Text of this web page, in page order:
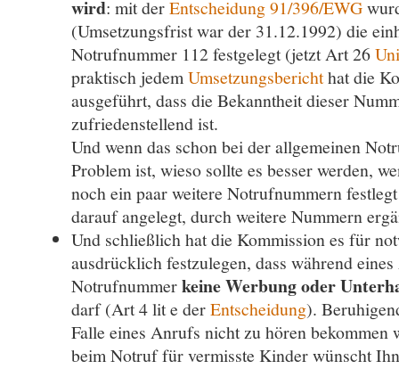
wird: mit derEntscheidung 91/396/EWG
(Umsetzungsfrist war der 31.12.1992) die
Notrufnummer 112 festgelegt (jetzt Art 26
praktisch jedemUmsetzungsberichthat die
ausgeführt, dass die Bekanntheit dieser
zufriedenstellend ist.
Und wenn das schon bei der allgemeinen
Problem ist, wieso sollte es besser werden,
noch ein paar weitere Notrufnummern
darauf angelegt, durch weitere Nummern
Und schließlich hat die Kommission es für
ausdrücklich festzulegen, dass während
Notrufnummerkeine Werbung oder
darf (Art 4 lit e derEntscheidung).
Falle eines Anrufs nicht zu hören bekommen
beim Notruf für vermisste Kinder wünscht